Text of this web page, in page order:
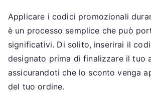
Applicare i codici promozionali
è un processo semplice che può
significativi. Di solito, inserirai il
designato prima di finalizzare il tuo
assicurandoti che lo sconto venga
del tuo ordine.